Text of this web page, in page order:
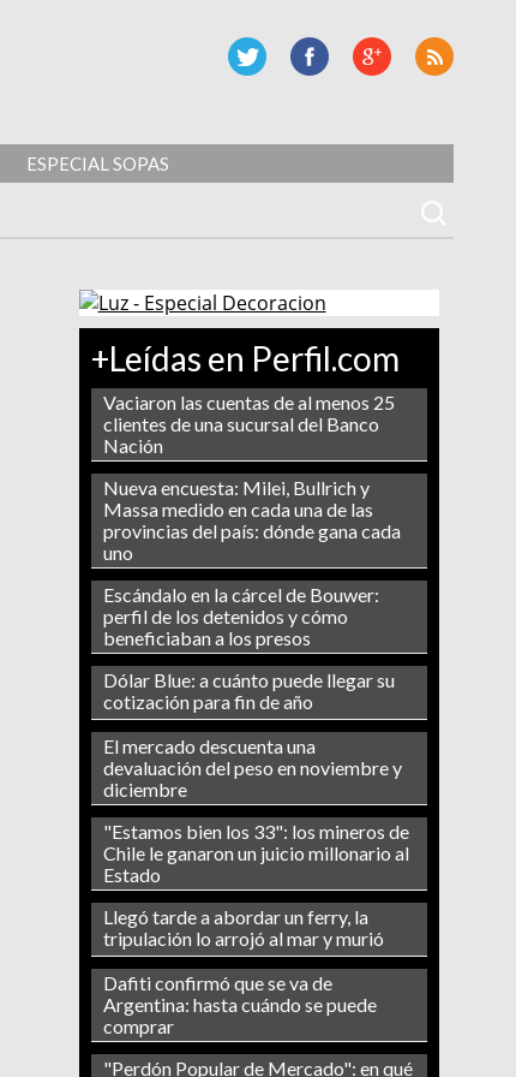
ESPECIAL SOPAS
+Leídas en Perfil.com
Vaciaron las cuentas de al menos 25
clientes de una sucursal del Banco
Nación
Nueva encuesta: Milei, Bullrich y
Massa medido en cada una de las
provincias del país: dónde gana cada
uno
Escándalo en la cárcel de Bouwer:
perfil de los detenidos y cómo
beneficiaban a los presos
Dólar Blue: a cuánto puede llegar su
cotización para fin de año
El mercado descuenta una
devaluación del peso en noviembre y
diciembre
"Estamos bien los 33": los mineros de
Chile le ganaron un juicio millonario al
Estado
Llegó tarde a abordar un ferry, la
tripulación lo arrojó al mar y murió
Dafiti confirmó que se va de
Argentina: hasta cuándo se puede
comprar
"Perdón Popular de Mercado": en qué